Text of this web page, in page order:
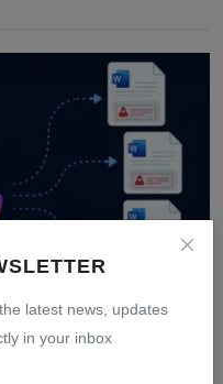
latest news, updates
in your inbox